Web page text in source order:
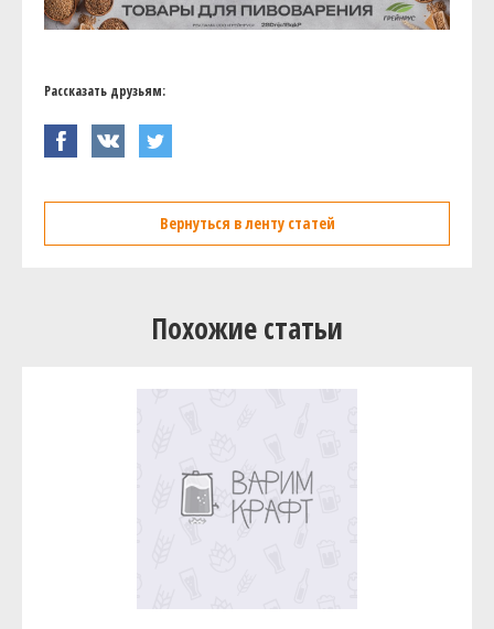
Рассказать друзьям:
Вернуться в ленту статей
Похожие статьи